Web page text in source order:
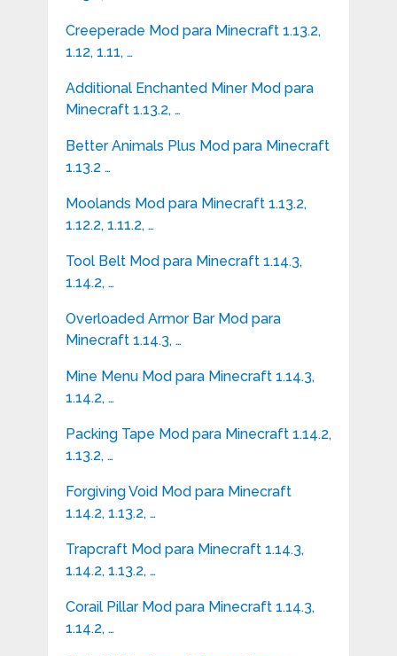
Creeperade Mod para Minecraft 1.13.2,
1.12, 1.11, …
Additional Enchanted Miner Mod para
Minecraft 1.13.2, …
Better Animals Plus Mod para Minecraft
1.13.2 …
Moolands Mod para Minecraft 1.13.2,
1.12.2, 1.11.2, …
Tool Belt Mod para Minecraft 1.14.3,
1.14.2, …
Overloaded Armor Bar Mod para
Minecraft 1.14.3, …
Mine Menu Mod para Minecraft 1.14.3,
1.14.2, …
Packing Tape Mod para Minecraft 1.14.2,
1.13.2, …
Forgiving Void Mod para Minecraft
1.14.2, 1.13.2, …
Trapcraft Mod para Minecraft 1.14.3,
1.14.2, 1.13.2, …
Corail Pillar Mod para Minecraft 1.14.3,
1.14.2, …